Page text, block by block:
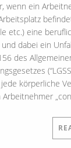
wenn ein
etc.) eine
dabei ein
des
körperliche